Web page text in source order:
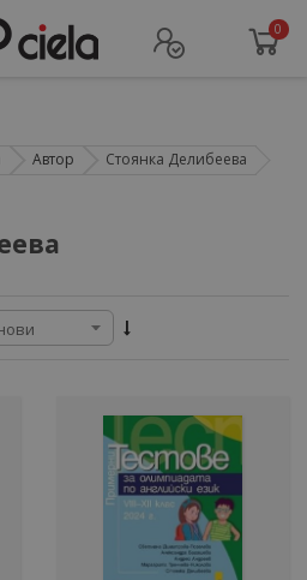
0
Автор Стоянка Делибеева